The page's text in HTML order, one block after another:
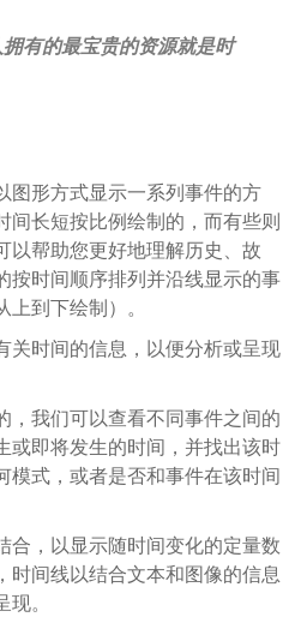
拥有的最宝贵的资源就是时
图形方式显示一系列事件的方
间长短按比例绘制的，而有些则
以帮助您更好地理解历史、故
按时间顺序排列并沿线显示的事
到下绘制）。
关时间的信息，以便分析或呈现
，我们可以查看不同事件之间的
或即将发生的时间，并找出该时
模式，或者是否和事件在该时间
合，以显示随时间变化的定量数
时间线以结合文本和图像的信息
。